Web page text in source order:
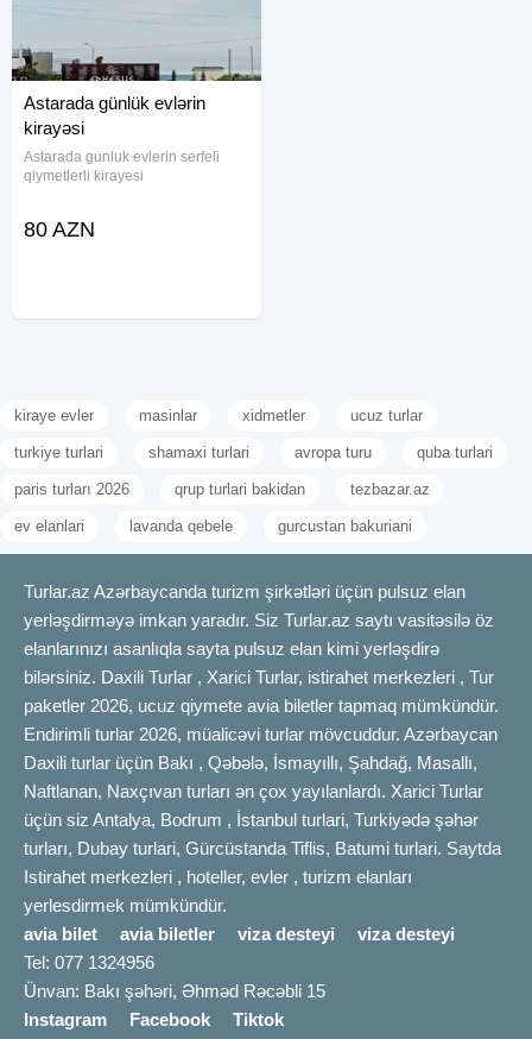
Astarada günlük evlərin
kirayəsi
Astarada gunluk evlerin serfeli
qiymetlerli kirayesi
80 AZN
kiraye evler masinlar xidmetler ucuz turlar
turkiye turlari shamaxi turlari avropa turu quba turlari
paris turları 2026 qrup turlari bakidan tezbazar.az
ev elanlari lavanda qebele gurcustan bakuriani
Turlar.az Azərbaycanda turizm şirkətləri üçün pulsuz elan
yerləşdirməyə imkan yaradır. Siz Turlar.az saytı vasitəsilə öz
elanlarınızı asanlıqla sayta pulsuz elan kimi yerləşdirə
bilərsiniz. Daxili Turlar , Xarici Turlar, istirahet merkezleri , Tur
paketler 2026, ucuz qiymete avia biletler tapmaq mümkündür.
Endirimli turlar 2026, müalicəvi turlar mövcuddur. Azərbaycan
Daxili turlar üçün Bakı , Qəbələ, İsmayıllı, Şahdağ, Masallı,
Naftlanan, Naxçıvan turları ən çox yayılanlardı. Xarici Turlar
üçün siz Antalya, Bodrum , İstanbul turlari, Turkiyədə şəhər
turları, Dubay turlari, Gürcüstanda Tiflis, Batumi turlari. Saytda
Istirahet merkezleri , hoteller, evler , turizm elanları
yerlesdirmek mümkündür.
avia bilet
avia biletler viza desteyi
viza desteyi
Tel: 077 1324956
Ünvan: Bakı şəhəri, Əhməd Rəcəbli 15
Instagram
Facebook
Tiktok